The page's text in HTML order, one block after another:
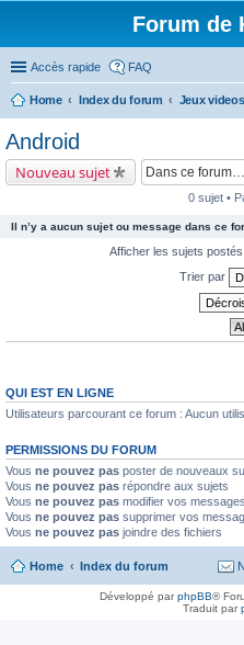
Forum de
Accès rapide FAQ
Home Index du forum
Android
Nouveau sujet
0 sujet •
Il n’y a aucun sujet ou message dans ce
Afficher les sujets
Trier par
QUI EST EN LIGNE
Utilisateurs parcourant ce forum : Aucun
PERMISSIONS DU FORUM
Vous ne pouvez pas poster de nouveaux
Vous ne pouvez pas répondre aux sujets
Vous ne pouvez pas modifier vos messages
Vous ne pouvez pas supprimer vos
Vous ne pouvez pas joindre des fichiers
Home Index du forum
Développé parphpBB®
Traduit par